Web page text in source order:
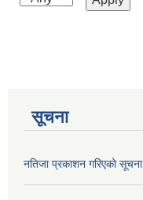
सूचना
नतिजा प्रकाशन गरिएको सूचना